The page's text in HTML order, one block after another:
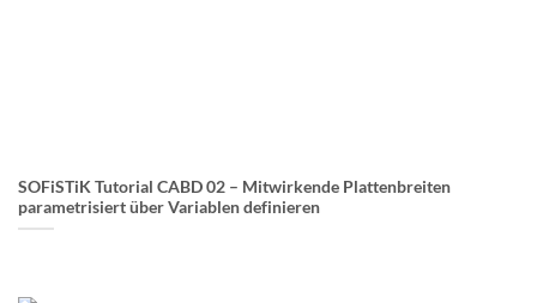
SOFiSTiK Tutorial CABD 02 – Mitwirkende Plattenbreiten
parametrisiert über Variablen definieren